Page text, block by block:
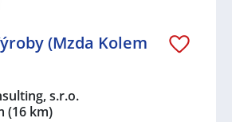
(Mzda Kolem
s.r.o.
(16 km)